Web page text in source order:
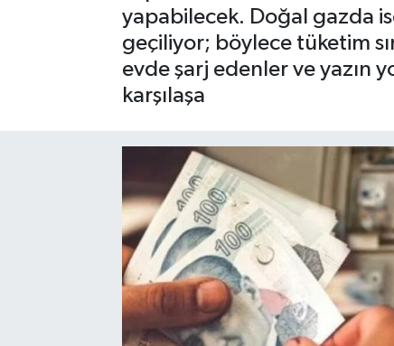
yapabilecek. Doğal gazda
geçiliyor; böylece tüketim
evde şarj edenler ve yazın
karşılaşa